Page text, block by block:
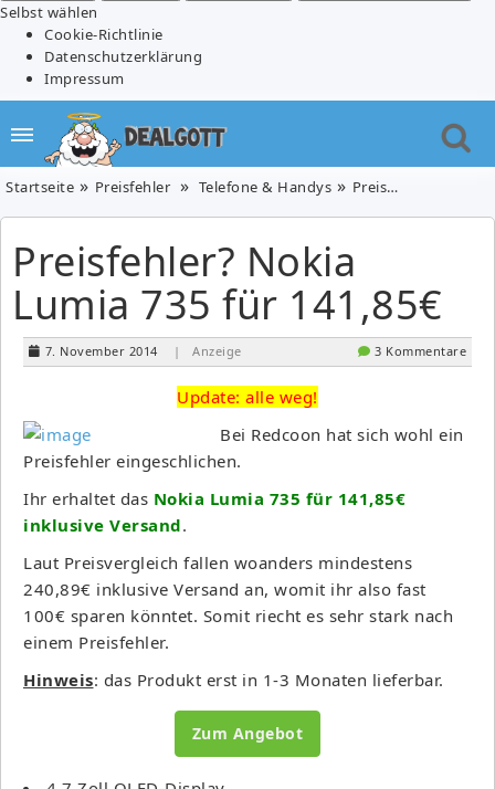
Selbst wählen
Cookie-Richtlinie
Datenschutzerklärung
Impressum
Startseite Preisfehler Telefone & Handys Preisfehler? Nokia Lumia 735 für 141,85€
Preisfehler? Nokia
Lumia 735 für 141,85€
7. November 2014 | Anzeige 3 Kommentare
Update: alle weg!
Bei Redcoon hat sich wohl ein
Preisfehler eingeschlichen.
Ihr erhaltet das Nokia Lumia 735 für 141,85€
inklusive Versand.
Laut Preisvergleich fallen woanders mindestens
240,89€ inklusive Versand an, womit ihr also fast
100€ sparen könntet. Somit riecht es sehr stark nach
einem Preisfehler.
Hinweis: das Produkt erst in 1-3 Monaten lieferbar.
Zum Angebot